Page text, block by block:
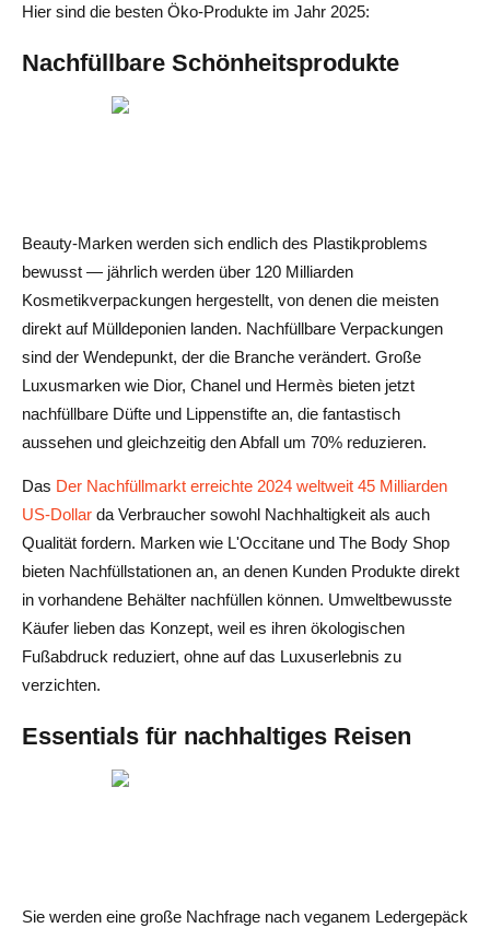
Hier sind die besten Öko-Produkte im Jahr 2025:
Nachfüllbare Schönheitsprodukte
Beauty-Marken werden sich endlich des Plastikproblems
bewusst — jährlich werden über 120 Milliarden
Kosmetikverpackungen hergestellt, von denen die meisten
direkt auf Mülldeponien landen. Nachfüllbare Verpackungen
sind der Wendepunkt, der die Branche verändert. Große
Luxusmarken wie Dior, Chanel und Hermès bieten jetzt
nachfüllbare Düfte und Lippenstifte an, die fantastisch
aussehen und gleichzeitig den Abfall um 70% reduzieren.
Das Der Nachfüllmarkt erreichte 2024 weltweit 45 Milliarden
US-Dollar da Verbraucher sowohl Nachhaltigkeit als auch
Qualität fordern. Marken wie L'Occitane und The Body Shop
bieten Nachfüllstationen an, an denen Kunden Produkte direkt
in vorhandene Behälter nachfüllen können. Umweltbewusste
Käufer lieben das Konzept, weil es ihren ökologischen
Fußabdruck reduziert, ohne auf das Luxuserlebnis zu
verzichten.
Essentials für nachhaltiges Reisen
Sie werden eine große Nachfrage nach veganem Ledergepäck